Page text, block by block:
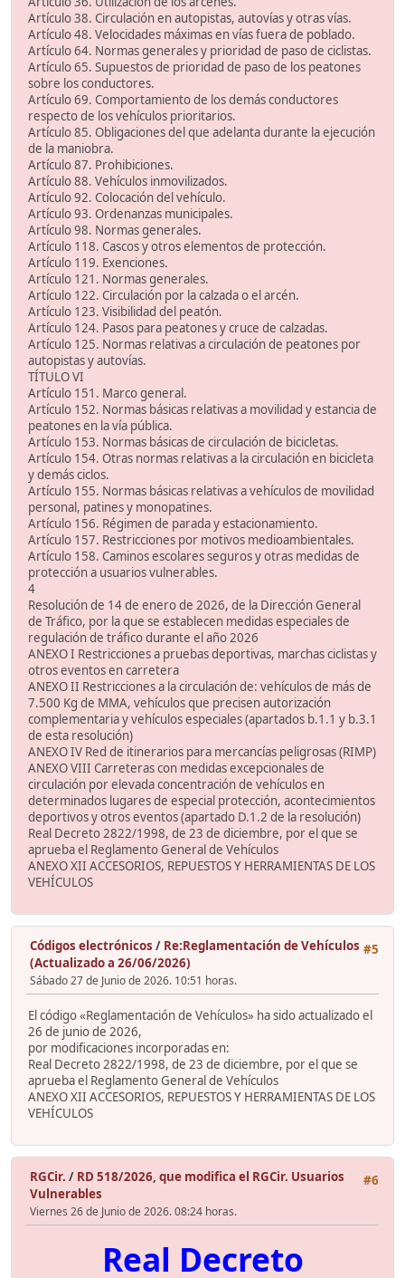
Artículo 38. Circulación en autopistas, autovías y otras vías.
Artículo 48. Velocidades máximas en vías fuera de poblado.
Artículo 64. Normas generales y prioridad de paso de ciclistas.
Artículo 65. Supuestos de prioridad de paso de los peatones
sobre los conductores.
Artículo 69. Comportamiento de los demás conductores
respecto de los vehículos prioritarios.
Artículo 85. Obligaciones del que adelanta durante la ejecución
de la maniobra.
Artículo 87. Prohibiciones.
Artículo 88. Vehículos inmovilizados.
Artículo 92. Colocación del vehículo.
Artículo 93. Ordenanzas municipales.
Artículo 98. Normas generales.
Artículo 118. Cascos y otros elementos de protección.
Artículo 119. Exenciones.
Artículo 121. Normas generales.
Artículo 122. Circulación por la calzada o el arcén.
Artículo 123. Visibilidad del peatón.
Artículo 124. Pasos para peatones y cruce de calzadas.
Artículo 125. Normas relativas a circulación de peatones por
autopistas y autovías.
TÍTULO VI
Artículo 151. Marco general.
Artículo 152. Normas básicas relativas a movilidad y estancia de
peatones en la vía pública.
Artículo 153. Normas básicas de circulación de bicicletas.
Artículo 154. Otras normas relativas a la circulación en bicicleta
y demás ciclos.
Artículo 155. Normas básicas relativas a vehículos de movilidad
personal, patines y monopatines.
Artículo 156. Régimen de parada y estacionamiento.
Artículo 157. Restricciones por motivos medioambientales.
Artículo 158. Caminos escolares seguros y otras medidas de
protección a usuarios vulnerables.
4
Resolución de 14 de enero de 2026, de la Dirección General
de Tráfico, por la que se establecen medidas especiales de
regulación de tráfico durante el año 2026
ANEXO I Restricciones a pruebas deportivas, marchas ciclistas y
otros eventos en carretera
ANEXO II Restricciones a la circulación de: vehículos de más de
7.500 Kg de MMA, vehículos que precisen autorización
complementaria y vehículos especiales (apartados b.1.1 y b.3.1
de esta resolución)
ANEXO IV Red de itinerarios para mercancías peligrosas (RIMP)
ANEXO VIII Carreteras con medidas excepcionales de
circulación por elevada concentración de vehículos en
determinados lugares de especial protección, acontecimientos
deportivos y otros eventos (apartado D.1.2 de la resolución)
Real Decreto 2822/1998, de 23 de diciembre, por el que se
aprueba el Reglamento General de Vehículos
ANEXO XII ACCESORIOS, REPUESTOS Y HERRAMIENTAS DE LOS
VEHÍCULOS
#5
Códigos electrónicos / Re:Reglamentación de Vehículos
(Actualizado a 26/06/2026)
Sábado 27 de Junio de 2026. 10:51 horas.
El código «Reglamentación de Vehículos» ha sido actualizado el
26 de junio de 2026,
por modificaciones incorporadas en:
Real Decreto 2822/1998, de 23 de diciembre, por el que se
aprueba el Reglamento General de Vehículos
ANEXO XII ACCESORIOS, REPUESTOS Y HERRAMIENTAS DE LOS
VEHÍCULOS
#6
RGCir. / RD 518/2026, que modifica el RGCir. Usuarios
Vulnerables
Viernes 26 de Junio de 2026. 08:24 horas.
Real Decreto